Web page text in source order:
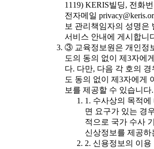
1119) KERIS빌딩, 전화
전자메일
보 관리책임자의 성명은
서비스 안내에 게시합니
③ 교육정보원은 개인정
도의 동의 없이 제3자에
다. 다만, 다음 각 호의
도 동의 없이 제3자에게
보를 제공할 수 있습니다.
1. 수사상의 목적
면 요구가 있는 경
적으로 국가 수사
신상정보를 제공하
2. 신용정보의 이